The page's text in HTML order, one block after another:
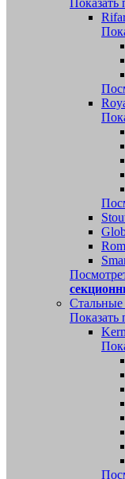
Показать
Показать